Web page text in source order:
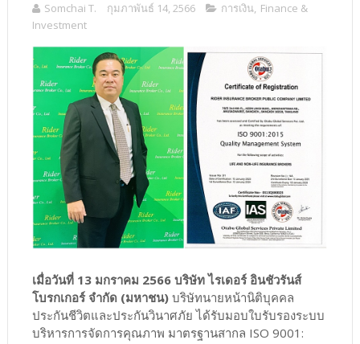
Somchai T. กุมภาพันธ์ 14, 2566 การเงิน, Finance &
Investment
เมื่อวันที่ 13 มกราคม 2566 บริษัท ไรเดอร์ อินชัวรันส์
โบรกเกอร์ จำกัด (มหาชน) บริษัทนายหน้านิติบุคคล
ประกันชีวิตและประกันวินาศภัย ได้รับมอบใบรับรองระบบ
บริหารการจัดการคุณภาพ มาตรฐานสากล ISO 9001: